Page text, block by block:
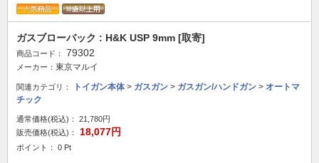
ガスブローバック : H&K USP 9mm [取寄]
商品コード： 79302
メーカー： 東京マルイ
関連カテゴリ： トイガン本体> ガスガン > ガスガン/ハンドガン > オートマ
チック
通常価格(税込)：
21,780円
販売価格(税込)：
18,077円
ポイント： 0 Pt